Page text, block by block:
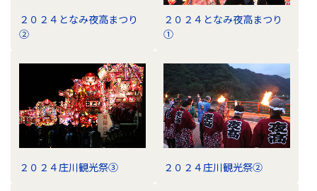
２０２４となみ夜高まつり
②
２０２４となみ夜高まつり
①
２０２４庄川観光祭③ ２０２４庄川観光祭②